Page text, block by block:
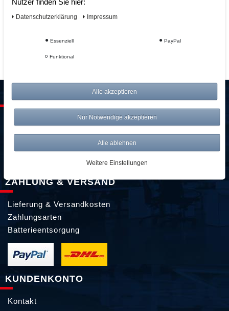
*zzgl. ges. MwSt. zzgl.Versandkosten
ZUM WARENKORB
SERVICE & KONTAKT
kontakt@awwm-germany.de
089 / 3398 0942*
089 / 244 132 77*
ZAHLUNG & VERSAND
Lieferung & Versandkosten
Zahlungsarten
Batterieentsorgung
KUNDENKONTO
Kontakt
Daten­schutz­erklärung Impressum
Essenziell PayPal
Funktional
Alle akzeptieren
Nur Notwendige akzeptieren
Alle ablehnen
Weitere Einstellungen